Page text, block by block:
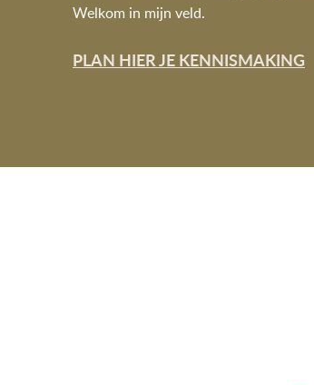
Welkom in mijn veld.
PLAN HIER JE KENNISMAKING